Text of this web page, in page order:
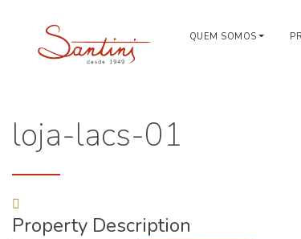
QUEM SOMOS
loja-lacs-01
Property Description